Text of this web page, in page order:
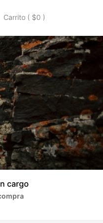
Carrito ( $0 )
cargo